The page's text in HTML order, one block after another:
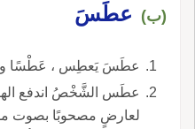
(ب) عطَسَ
عطَسَ يَعطِس ، عَطْسًا
عطَس الشَّخْصُ اندفع
لعارضٍ مصحوبًا بصوت